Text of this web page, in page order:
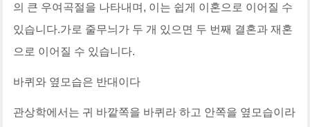
의 큰 우여곡절을 나타내며, 이는 쉽게 이혼으로 이어질 수
있습니다.가로 줄무늬가 두 개 있으면 두 번째 결혼과 재혼
으로 이어질 수 있습니다.
바퀴와 옆모습은 반대이다
관상학에서는 귀 바깥쪽을 바퀴라 하고 안쪽을 옆모습이라